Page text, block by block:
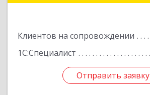
Клиентов на сопровождении
1С:Специалист
Отправить заявку
Отправить заявку